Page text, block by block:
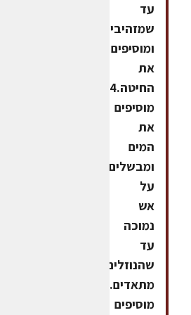
עד
שמזהיבים
ומוסיפים
את
מוסיפים
את
המים
ומבשלים
על
אש
נמוכה
עד
שהנוזלים
מוסיפים